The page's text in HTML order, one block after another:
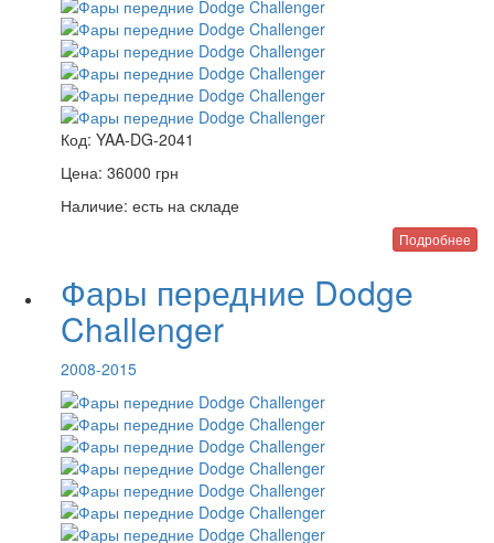
Код: YAA-DG-2041
Цена: 36000 грн
Наличие: есть на складе
Подробнее
Фары передние Dodge
Challenger
2008-2015